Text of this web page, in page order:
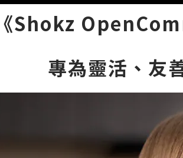
《Shokz
專為靈活、友